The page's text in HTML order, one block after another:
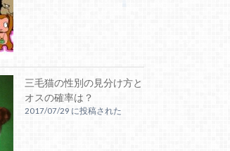
三毛猫の性別の見分け方と
オスの確率は？
2017/07/29 に投稿された